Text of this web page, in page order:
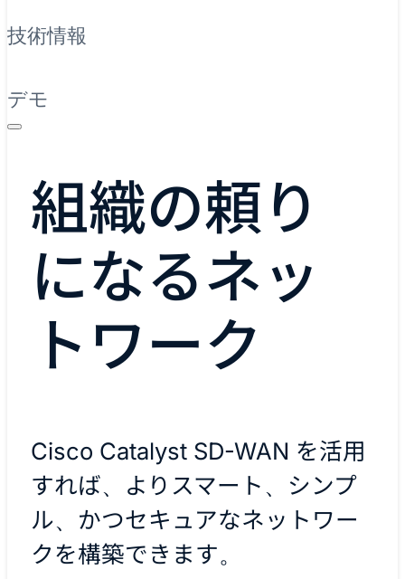
技術情報
デモ
組織の頼り
になるネッ
トワーク
Cisco Catalyst SD-WAN を活用
すれば、よりスマート、シンプ
ル、かつセキュアなネットワー
クを構築できます。